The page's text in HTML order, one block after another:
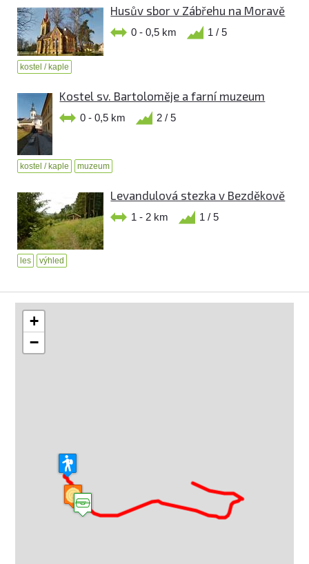
Husův sbor v Zábřehu na Moravě
0 - 0,5 km 1 / 5
kostel / kaple
Kostel sv. Bartoloměje a farní muzeum
0 - 0,5 km 2 / 5
kostel / kaple muzeum
Levandulová stezka v Bezděkově
1 - 2 km 1 / 5
les výhled
+
−